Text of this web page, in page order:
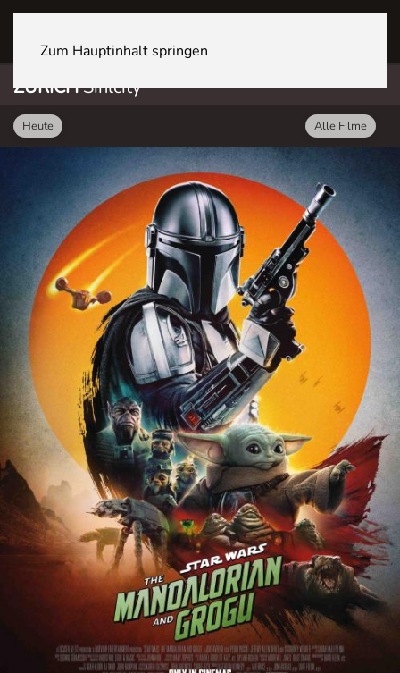
Zum Hauptinhalt springen
ZÜRICHSihlcity
Heute Alle Filme